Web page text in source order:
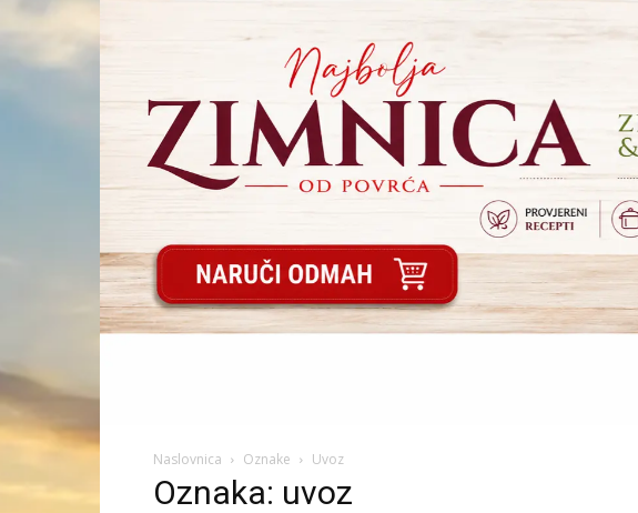
Naslovnica Oznake Uvoz
Oznaka: uvoz